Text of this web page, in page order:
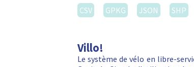
CSV
GPKG JSON SHP
Villo!
Le système de vélo en libre-